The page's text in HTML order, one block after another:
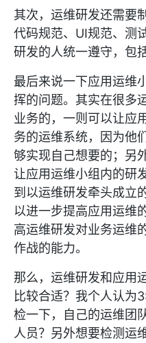
其次，运维研发还需要
代码规范、UI规范、测
研发的人统一遵守，包
最后来说一下应用运维
挥的问题。其实在很多
业务的，一则可以让应
务的运维系统，因为他
够实现自己想要的；另
让应用运维小组内的研
到以运维研发牵头成立
以进一步提高应用运维
高运维研发对业务运维
作战的能力。
那么，运维研发和应用
比较合适？我个人认为
检一下，自己的运维团
人员？另外想要检测运